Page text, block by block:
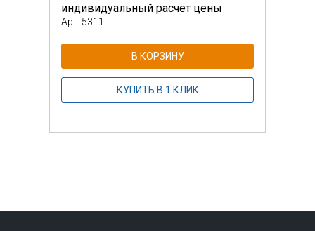
индивидуальный расчет цены
Арт: 5311
В КОРЗИНУ
КУПИТЬ В 1 КЛИК